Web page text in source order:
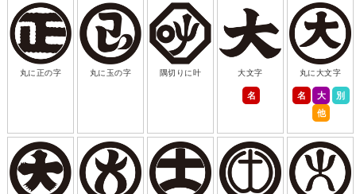
丸に正の字 丸に玉の字 隅切りに叶 大文字
名
丸に大文字
名 大
別
他